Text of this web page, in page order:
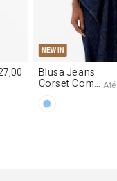
NEW IN
PP
Blusa Jeans
Corset Com Até